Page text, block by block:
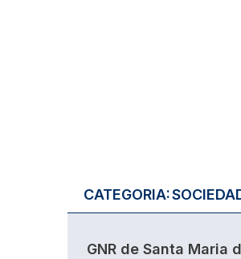
CATEGORIA:
GNR de Santa Maria